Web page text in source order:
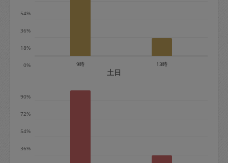
※キャンセル料金の設定について：
0%
18%
36%
54%
9時 13時
土日
36%
54%
72%
90%